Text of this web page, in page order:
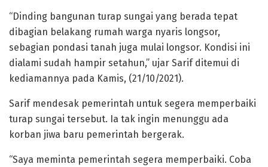
“Dinding bangunan turap sungai yang berada tepat
dibagian belakang rumah warga nyaris longsor,
sebagian pondasi tanah juga mulai longsor. Kondisi ini
dialami sudah hampir setahun,” ujar Sarif ditemui di
kediamannya pada Kamis, (21/10/2021).
Sarif mendesak pemerintah untuk segera memperbaiki
turap sungai tersebut. Ia tak ingin menunggu ada
korban jiwa baru pemerintah bergerak.
“Saya meminta pemerintah segera memperbaiki. Coba